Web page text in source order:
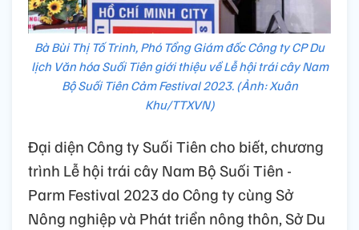
Bà Bùi Thị Tố Trinh, Phó Tổng Giám đốc Công ty CP Du
lịch Văn hóa Suối Tiên giới thiệu về Lễ hội trái cây Nam
Bộ Suối Tiên Cảm Festival 2023. (Ảnh: Xuân
Khu/TTXVN)
Đại diện Công ty Suối Tiên cho biết, chương
trình Lễ hội trái cây Nam Bộ Suối Tiên -
Parm Festival 2023 do Công ty cùng Sở
Nông nghiệp và Phát triển nông thôn, Sở Du